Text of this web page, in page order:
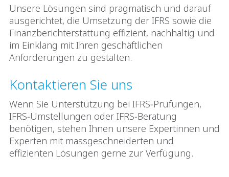
Unsere Lösungen sind pragmatisch und darauf
ausgerichtet, die Umsetzung der IFRS sowie die
Finanzberichterstattung effizient, nachhaltig und
im Einklang mit Ihren geschäftlichen
Anforderungen zu gestalten.
Kontaktieren Sie uns
Wenn Sie Unterstützung bei IFRS‑Prüfungen,
IFRS‑Umstellungen oder IFRS‑Beratung
benötigen, stehen Ihnen unsere Expertinnen und
Experten mit massgeschneiderten und
effizienten Lösungen gerne zur Verfügung.